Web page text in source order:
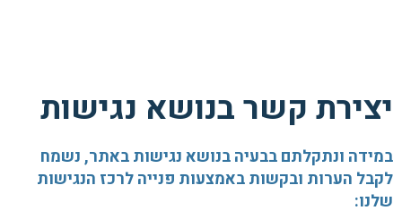
יצירת קשר בנושא נגישות
במידה ונתקלתם בבעיה בנושא נגישות באתר, נשמח
לקבל הערות ובקשות באמצעות פנייה לרכז הנגישות
שלנו: